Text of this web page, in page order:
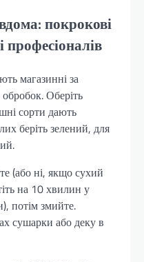
покрокові
професіоналів
магазинні за
Оберіть
сорти дають
беріть зелений, для
(або ні, якщо сухий
на 10 хвилин у
потім змийте.
сушарки або деку в